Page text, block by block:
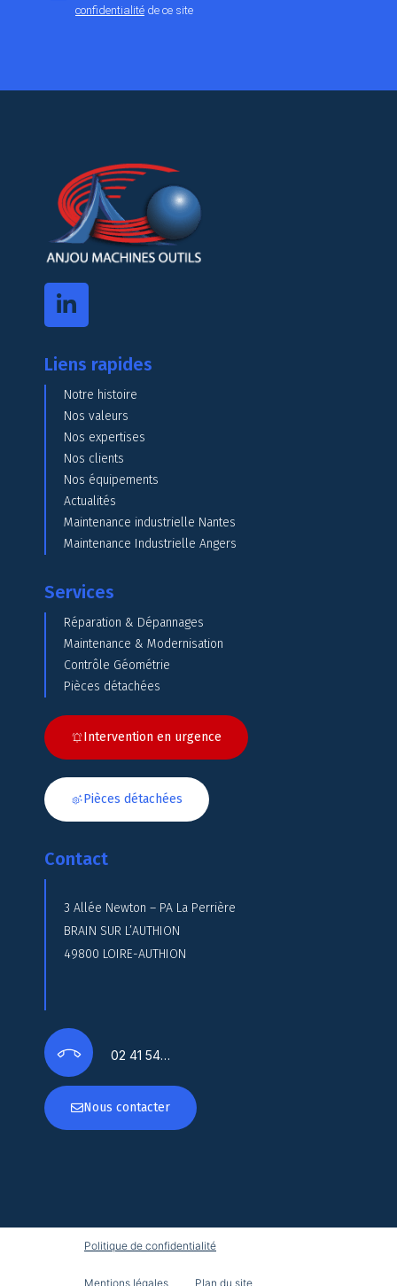
confidentialité de ce site
Liens rapides
Notre histoire
Nos valeurs
Nos expertises
Nos clients
Nos équipements
Actualités
Maintenance industrielle Nantes
Maintenance Industrielle Angers
Services
Réparation & Dépannages
Maintenance & Modernisation
Contrôle Géométrie
Pièces détachées
Intervention en urgence
Pièces détachées
Contact
3 Allée Newton – PA La Perrière
BRAIN SUR L’AUTHION
49800 LOIRE-AUTHION
02 41 54…
Nous contacter
Politique de confidentialité
Mentions légales Plan du site